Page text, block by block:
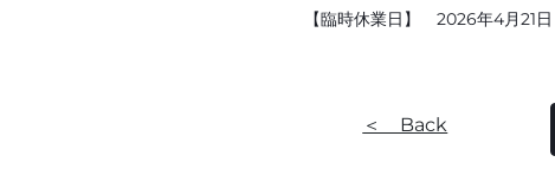
【臨時休業日】 2026年4月21
＜ Back